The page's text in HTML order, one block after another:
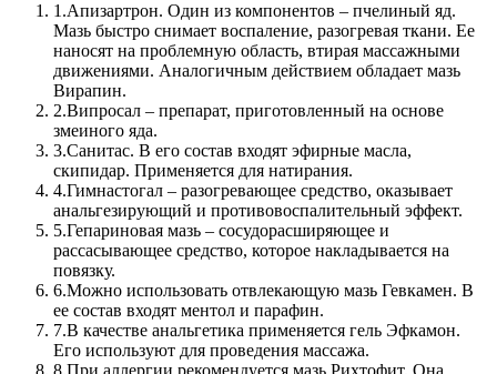
1.Апизартрон. Один из компонентов – пчелиный яд.
Мазь быстро снимает воспаление, разогревая ткани. Ее
наносят на проблемную область, втирая массажными
движениями. Аналогичным действием обладает мазь
Вирапин.
2.Випросал – препарат, приготовленный на основе
змеиного яда.
3.Санитас. В его состав входят эфирные масла,
скипидар. Применяется для натирания.
4.Гимнастогал – разогревающее средство, оказывает
анальгезирующий и противовоспалительный эффект.
5.Гепариновая мазь – сосудорасширяющее и
рассасывающее средство, которое накладывается на
повязку.
6.Можно использовать отвлекающую мазь Гевкамен. В
ее состав входят ментол и парафин.
7.В качестве анальгетика применяется гель Эфкамон.
Его используют для проведения массажа.
8.При аллергии рекомендуется мазь Рихтофит. Она